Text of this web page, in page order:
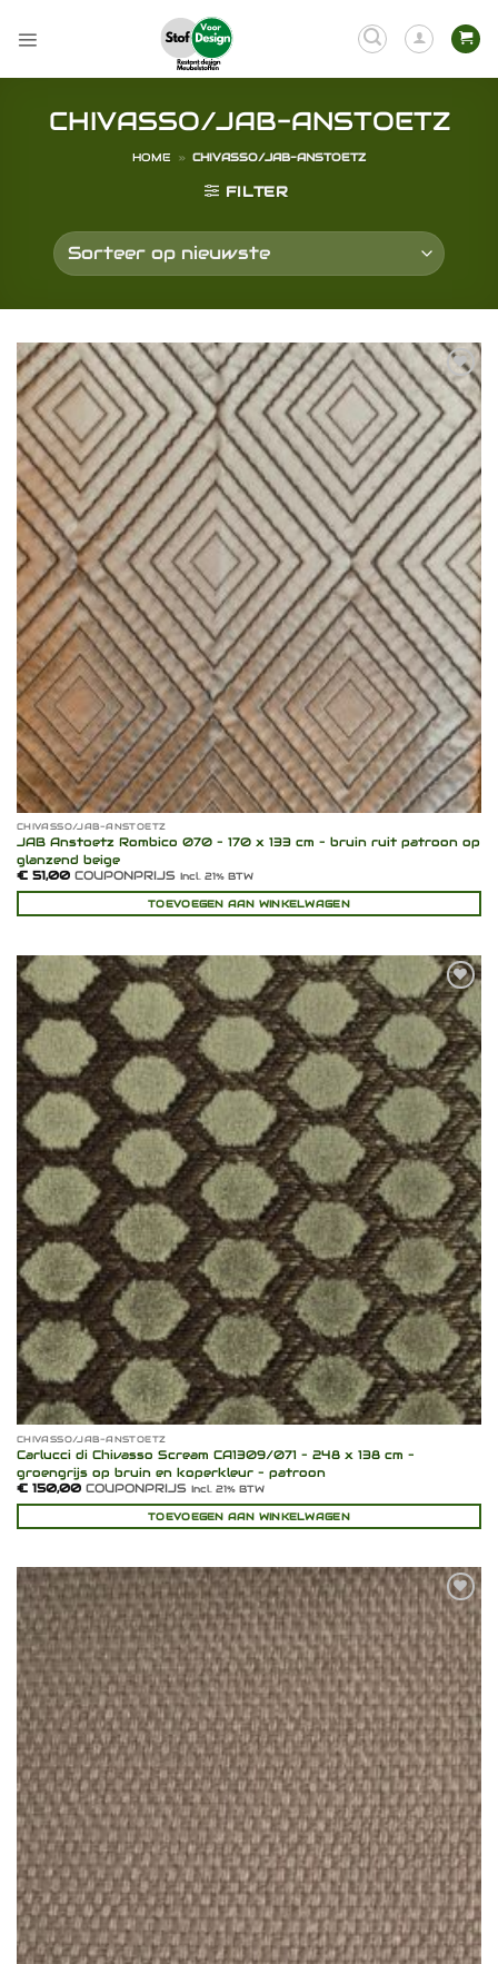
naar
CHIVASSO/JAB-ANSTOETZ
HOME » CHIVASSO/JAB-ANSTOETZ
FILTER
Toevoegen
aan
verlanglijst
CHIVASSO/JAB-ANSTOETZ
JAB Anstoetz Rombico 070 – 170 x 133 cm – bruin ruit patroon op
glanzend beige
€51,00COUPONPRIJS Incl. 21% BTW
TOEVOEGEN AAN WINKELWAGEN
Toevoegen
aan
verlanglijst
CHIVASSO/JAB-ANSTOETZ
Carlucci di Chivasso Scream CA1309/071 – 248 x 138 cm –
groengrijs op bruin en koperkleur – patroon
€150,00COUPONPRIJS Incl. 21% BTW
TOEVOEGEN AAN WINKELWAGEN
Toevoegen
aan
verlanglijst